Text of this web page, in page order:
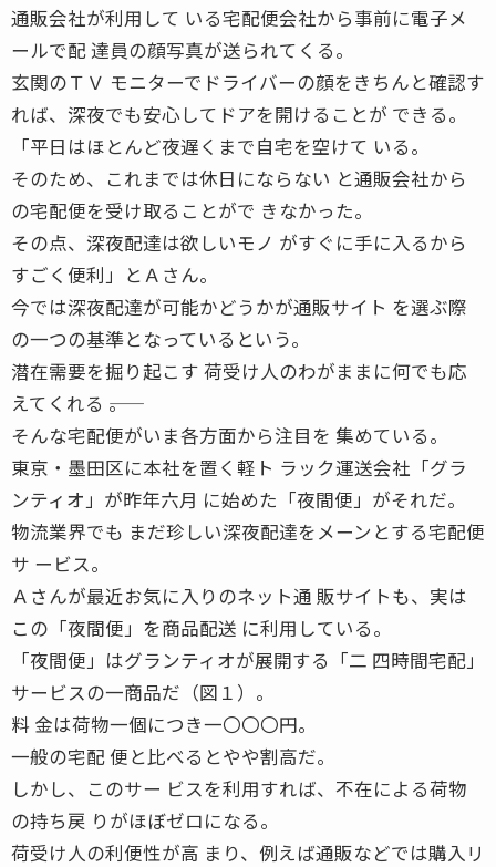
通販会社が利用して いる宅配便会社から事前に電子メ
ールで配 達員の顔写真が送られてくる。
玄関のＴＶ モニターでドライバーの顔をきちんと確認す
れば、深夜でも安心してドアを開けることが できる。
「平日はほとんど夜遅くまで自宅を空けて いる。
そのため、これまでは休日にならない と通販会社から
の宅配便を受け取ることがで きなかった。
その点、深夜配達は欲しいモノ がすぐに手に入るから
すごく便利」とＡさん。
今では深夜配達が可能かどうかが通販サイト を選ぶ際
の一つの基準となっているという。
潜在需要を掘り起こす 荷受け人のわがままに何でも応
えてくれる ――。
そんな宅配便がいま各方面から注目を 集めている。
東京・墨田区に本社を置く軽ト ラック運送会社「グラ
ンティオ」が昨年六月 に始めた「夜間便」がそれだ。
物流業界でも まだ珍しい深夜配達をメーンとする宅配便
サ ービス。
Ａさんが最近お気に入りのネット通 販サイトも、実は
この「夜間便」を商品配送 に利用している。
「夜間便」はグランティオが展開する「二 四時間宅配」
サービスの一商品だ（図１）。
料 金は荷物一個につき一〇〇〇円。
一般の宅配 便と比べるとやや割高だ。
しかし、このサー ビスを利用すれば、不在による荷物
の持ち戻 りがほぼゼロになる。
荷受け人の利便性が高 まり、例えば通販などでは購入リ